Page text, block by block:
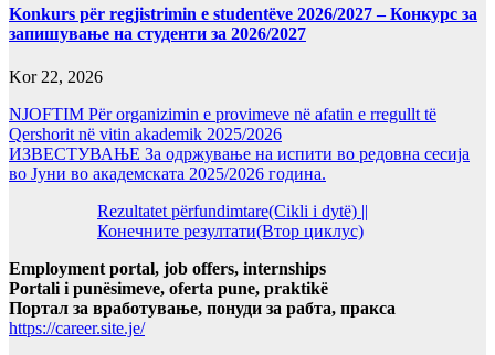
Konkurs për regjistrimin e studentëve 2026/2027 – Конкурс за
запишување на студенти за 2026/2027
Kor 22, 2026
NJOFTIM Për organizimin e provimeve në afatin e rregullt të
Qershorit në vitin akademik 2025/2026
ИЗВЕСТУВАЊЕ За одржување на испити во редовна сесија
во Јуни во академската 2025/2026 година.
Rezultatet përfundimtare(Cikli i dytë) ||
Конечните резултати(Втор циклус)
Employment portal, job offers, internships
Portali i punësimeve, oferta pune, praktikë
Портал за вработување, понуди за рабта, пракса
https://career.site.je/